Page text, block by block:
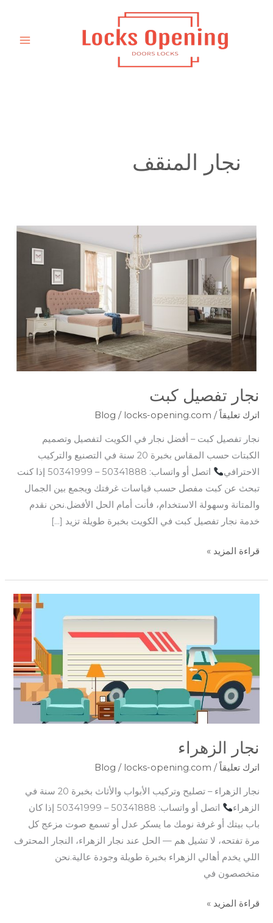
نجار المنقف
نجار تفصيل كبت
اترك تعليقاً /
Blog / locks-opening.com
نجار تفصيل كبت – أفضل نجار في الكويت لتفصيل وتصميم
الكبتات حسب المقاس بخبرة 20 سنة في التصنيع والتركيب
الاحترافي
اتصل أو واتساب: 50341888 – 50341999 إذا كنت
تبحث عن كبت مفصل حسب قياسات غرفتك ويجمع بين الجمال
والمتانة وسهولة الاستخدام، فأنت أمام الحل الأفضل.نحن نقدم
خدمة نجار تفصيل كبت في الكويت بخبرة طويلة تزيد […]
نجار
قراءة المزيد »
نجار الزهراء
اترك تعليقاً /
Blog / locks-opening.com
نجار الزهراء – تصليح وتركيب الأبواب والأثاث بخبرة 20 سنة في
الزهراء
اتصل أو واتساب: 50341888 – 50341999 إذا كان
باب بيتك أو غرفة نومك ما يسكر عدل أو تسمع صوت مزعج كل
مرة تفتحه، لا تشيل هم — الحل عند نجار الزهراء، النجار المحترف
اللي يخدم أهالي الزهراء بخبرة طويلة وجودة عالية.نحن
متخصصون في
قراءة المزيد »